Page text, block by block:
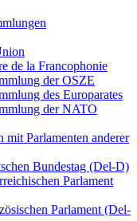
de la Francophonie
der OSZE
des Europarates
der NATO
Parlamenten anderer
Bundestag (Del-D)
Parlament
Parlament (Del-